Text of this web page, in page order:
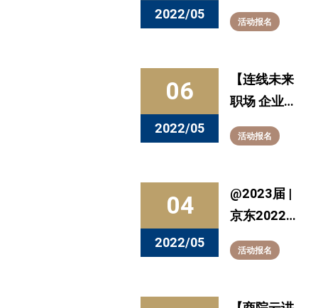
区副总裁周
播间
2022/05
动预告：聆
听行业精英
验，实现名
师大家触
活动报名
06
2022/05
【连线未来
职场 企业直
播系列活
动】5月10
们一起顺
“丰”奔跑，
间！
活动报名
04
2022/05
@2023届 |
京东2022
暑期实习生
招聘全面启
活动报名